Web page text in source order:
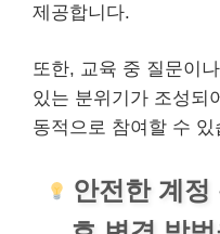
제공합니다.
또한, 교육 중 질문이
있는 분위기가 조성되
동적으로 참여할 수 있
안전한 계정